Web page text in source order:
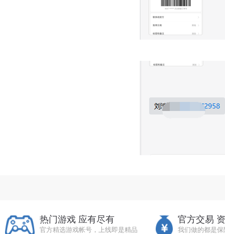
热门游戏 应有尽有
官方精选游戏帐号，上线即是精品
官方交易
我们做的都是